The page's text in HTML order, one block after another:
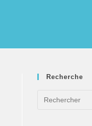
Recherche